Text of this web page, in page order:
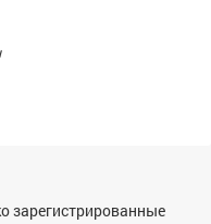
зарегистрированные